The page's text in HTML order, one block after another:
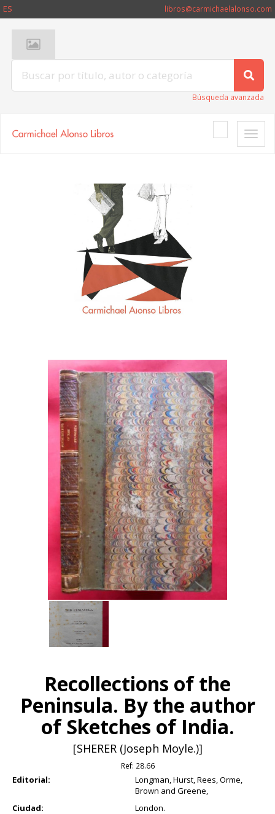
ES libros@carmichaelalonso.com
Búsqueda avanzada
Toggle
Recollections of the
Peninsula. By the author
of Sketches of India.
[SHERER (Joseph Moyle.)]
Ref: 28.66
Editorial:
Longman, Hurst, Rees, Orme,
Brown and Greene,
Ciudad:
London.